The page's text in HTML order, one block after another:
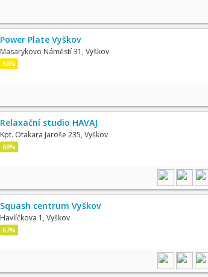
Power Plate Vyškov
Masarykovo Náměstí 31, Vyškov
58%
Relaxační studio HAVAJ
Kpt. Otakara Jaroše 235, Vyškov
68%
Squash centrum Vyškov
Havlíčkova 1, Vyškov
67%